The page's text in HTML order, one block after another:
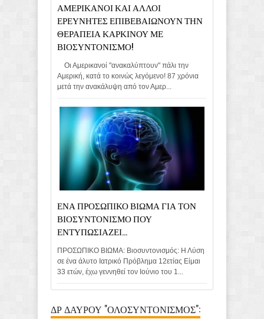
ΑΜΕΡΙΚΑΝΟΙ ΚΑΙ ΑΛΛΟΙ
ΕΡΕΥΝΗΤΕΣ ΕΠΙΒΕΒΑΙΩΝΟΥΝ ΤΗΝ
ΘΕΡΑΠΕΙΑ ΚΑΡΚΙΝΟΥ ΜΕ
ΒΙΟΣΥΝΤΟΝΙΣΜΟ!
Οι Αμερικανοί "ανακαλύπτουν" πάλι την
Αμερική, κατά το κοινώς λεγόμενο! 87 χρόνια
μετά την ανακάλυψη από τον Αμερ...
ΕΝΑ ΠΡΟΣΩΠΙΚΟ ΒΙΩΜΑ ΓΙΑ ΤΟΝ
ΒΙΟΣΥΝΤΟΝΙΣΜΟ ΠΟΥ
ΕΝΤΥΠΩΣΙΑΖΕΙ...
ΠΡΟΣΩΠΙΚΟ ΒΙΩΜΑ: Βιοσυντονισμός: Η Λύση
σε ένα άλυτο Ιατρικό Πρόβλημα 12ετίας Είμαι
33 ετών, έχω γεννηθεί τον Ιούνιο του 1...
ΔΡ ΔΑΥΡΟΥ "ΟΛΟΣΥΝΤΟΝΙΣΜΟΣ":